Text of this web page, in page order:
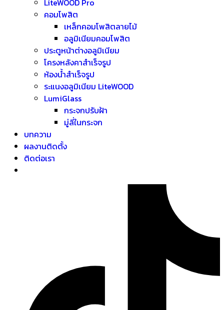
คอมโพสิต
เหล็กคอมโพสิตลายไม้
อลูมิเนียมคอมโพสิต
ประตูหน้าต่างอลูมิเนียม
โครงหลังคาสำเร็จรูป
ห้องน้ำสำเร็จรูป
ระแนงอลูมิเนียม LiteWOOD
LumiGlass
กระจกปรับฝ้า
มู่ลี่ในกระจก
บทความ
ผลงานติดตั้ง
ติดต่อเรา